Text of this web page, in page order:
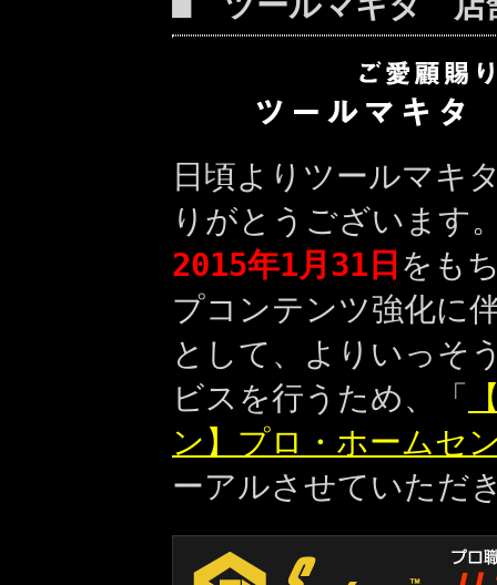
日頃よりツールマキ
りがとうございます
2015年1月31日 をも
プコンテンツ強化に
として、よりいっそ
ビスを行うため、「
ン】プロ・ホームセ
ーアルさせていただ